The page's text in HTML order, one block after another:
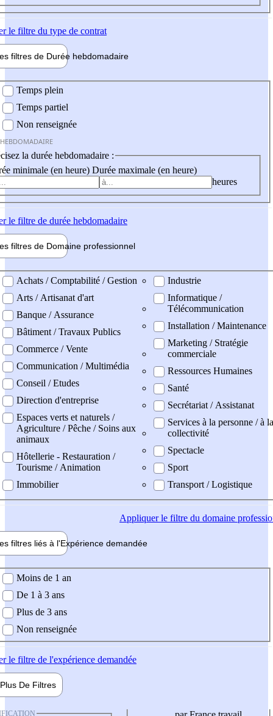
le filtre du type de contrat
filtres de Durée hebdomadaire
Temps plein
Temps partiel
Non renseignée
la durée hebdomadaire :
minimale (en heure) Durée maximale (en heure)
heures
le filtre de durée hebdomadaire
filtres de Domaine professionnel
professionel
Achats / Comptabilité / Gestion
Arts / Artisanat d'art
Banque / Assurance
Bâtiment / Travaux Publics
Commerce / Vente
Communication / Multimédia
Conseil / Etudes
Direction d'entreprise
Espaces verts et naturels /
Agriculture / Pêche / Soins aux
animaux
Hôtellerie - Restauration /
Tourisme / Animation
Immobilier
Industrie
Informatique /
Télécommunication
Installation / Maintenance
Marketing / Stratégie
commerciale
Ressources Humaines
Santé
Secrétariat / Assistanat
Services à la personne / à la
collectivité
Spectacle
Sport
Transport / Logistique
Appliquerle filtre du domaine
filtres liés à l'Expérience demandée
demandée
Moins de 1 an
De 1 à 3 ans
Plus de 3 ans
Non renseignée
le filtre de l'expérience demandée
Plus De Filtres